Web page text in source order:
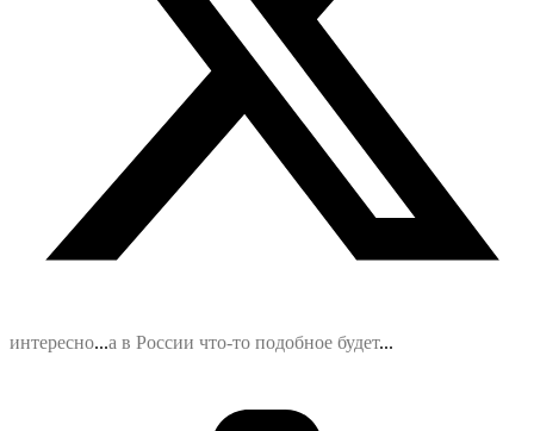
интересно...а в России что-то подобное будет...